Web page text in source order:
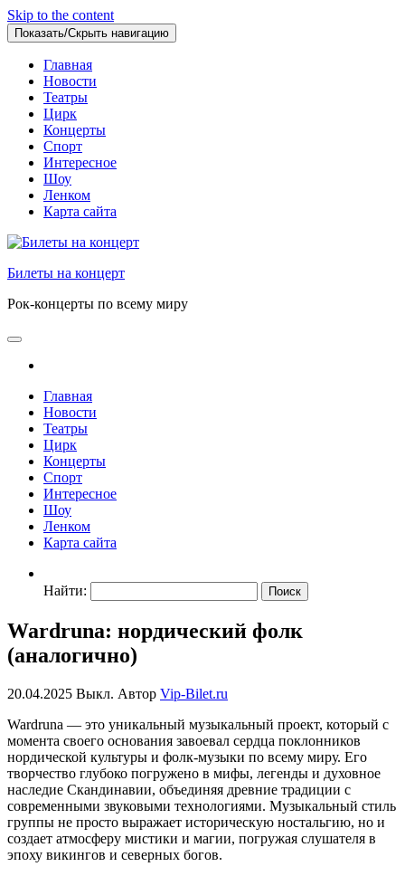
Skip to the content
Показать/Скрыть навигацию
Главная
Новости
Театры
Цирк
Концерты
Спорт
Интересное
Шоу
Ленком
Карта сайта
Билеты на концерт
Рок-концерты по всему миру
Главная
Новости
Театры
Цирк
Концерты
Спорт
Интересное
Шоу
Ленком
Карта сайта
Найти:
Wardruna: нордический фолк
(аналогично)
20.04.2025 Выкл. Автор Vip-Bilet.ru
Wardruna — это уникальный музыкальный проект, который с
момента своего основания завоевал сердца поклонников
нордической культуры и фолк-музыки по всему миру. Его
творчество глубоко погружено в мифы, легенды и духовное
наследие Скандинавии, объединяя древние традиции с
современными звуковыми технологиями. Музыкальный стиль
группы не просто выражает историческую ностальгию, но и
создает атмосферу мистики и магии, погружая слушателя в
эпоху викингов и северных богов.